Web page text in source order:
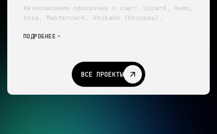
Автосписание просрочки с карт: Uzcard, Humo,
Visa, Mastercard, Unibank (Uninpay).
ПОДРОБНЕЕ
ВСЕ ПРОЕКТЫ